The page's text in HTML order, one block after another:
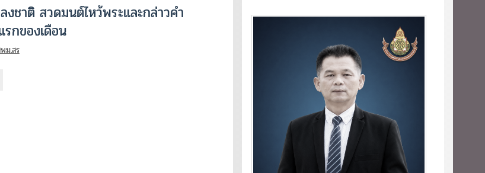
งชาติ สวดมนต์ไหว้พระและกล่าวคำ
กของเดือน
ม.สร